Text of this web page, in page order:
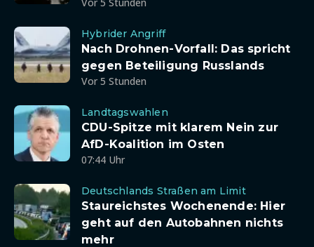
Hybrider Angriff
Nach Drohnen-Vorfall: Das spricht
gegen Beteiligung Russlands
Vor 5 Stunden
Landtagswahlen
CDU-Spitze mit klarem Nein zur
AfD-Koalition im Osten
07:44 Uhr
Deutschlands Straßen am Limit
Staureichstes Wochenende: Hier
geht auf den Autobahnen nichts
mehr